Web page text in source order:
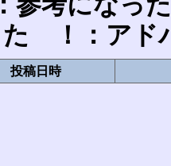
た ！：アド
投稿日時